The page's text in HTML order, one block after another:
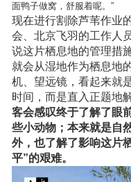
面鸭子做窝，舒服着呢。”
现在进行割除芦苇作业
会、北京飞羽的工作人
说这片栖息地的管理措
就会从湿地作为栖息地
机、望远镜，看起来就
时间，而是直入正题地
客会感叹终于了解了眼
些小动物；本来就是自
外，也了解了影响这片
平”的艰难。